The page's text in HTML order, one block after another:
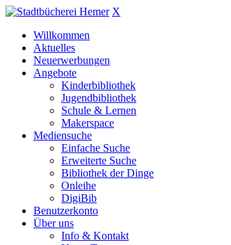
X
Willkommen
Aktuelles
Neuerwerbungen
Angebote
Kinderbibliothek
Jugendbibliothek
Schule & Lernen
Makerspace
Mediensuche
Einfache Suche
Erweiterte Suche
Bibliothek der Dinge
Onleihe
DigiBib
Benutzerkonto
Über uns
Info & Kontakt